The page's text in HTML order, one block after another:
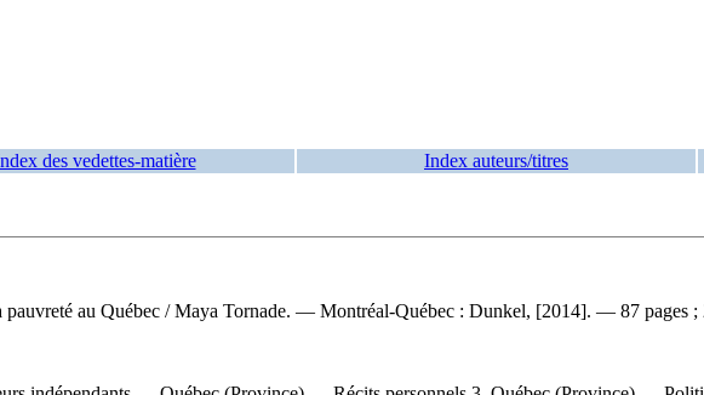
des vedettes-matière Index auteurs/titres
au Québec / Maya Tornade. — Montréal-Québec : Dunkel, [2014]. — 87 pages ;